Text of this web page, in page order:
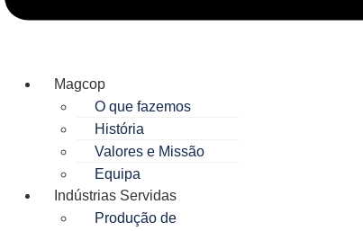
Magcop
O que fazemos
História
Valores e Missão
Equipa
Indústrias Servidas
Produção de